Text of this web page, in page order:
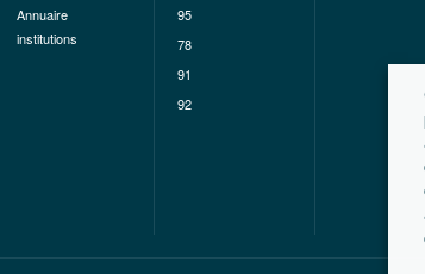
Annuaire
institutions
95
78
91
92